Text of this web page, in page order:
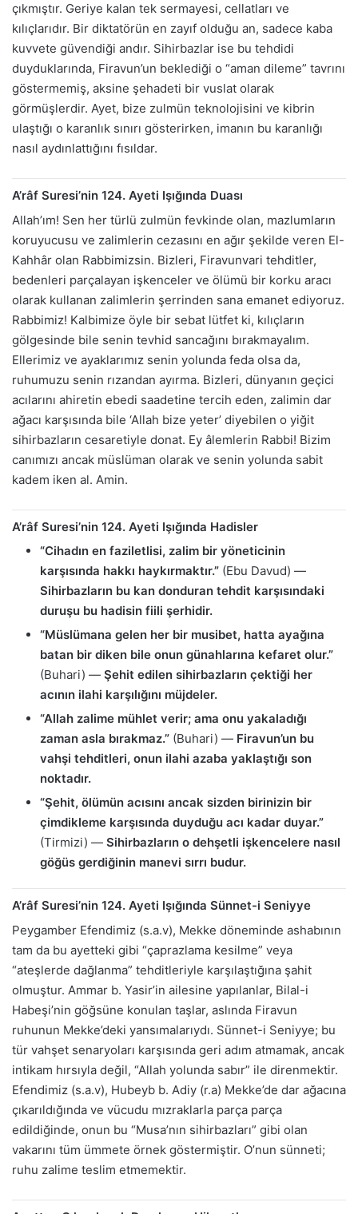
çıkmıştır. Geriye kalan tek sermayesi, cellatları ve
kılıçlarıdır. Bir diktatörün en zayıf olduğu an, sadece kaba
kuvvete güvendiği andır. Sihirbazlar ise bu tehdidi
duyduklarında, Firavun’un beklediği o “aman dileme” tavrını
göstermemiş, aksine şehadeti bir vuslat olarak
görmüşlerdir. Ayet, bize zulmün teknolojisini ve kibrin
ulaştığı o karanlık sınırı gösterirken, imanın bu karanlığı
nasıl aydınlattığını fısıldar.
A’râf Suresi’nin 124. Ayeti Işığında Duası
Allah’ım! Sen her türlü zulmün fevkinde olan, mazlumların
koruyucusu ve zalimlerin cezasını en ağır şekilde veren El-
Kahhâr olan Rabbimizsin. Bizleri, Firavunvari tehditler,
bedenleri parçalayan işkenceler ve ölümü bir korku aracı
olarak kullanan zalimlerin şerrinden sana emanet ediyoruz.
Rabbimiz! Kalbimize öyle bir sebat lütfet ki, kılıçların
gölgesinde bile senin tevhid sancağını bırakmayalım.
Ellerimiz ve ayaklarımız senin yolunda feda olsa da,
ruhumuzu senin rızandan ayırma. Bizleri, dünyanın geçici
acılarını ahiretin ebedi saadetine tercih eden, zalimin dar
ağacı karşısında bile ‘Allah bize yeter’ diyebilen o yiğit
sihirbazların cesaretiyle donat. Ey âlemlerin Rabbi! Bizim
canımızı ancak müslüman olarak ve senin yolunda sabit
kadem iken al. Amin.
A’râf Suresi’nin 124. Ayeti Işığında Hadisler
“Cihadın en faziletlisi, zalim bir yöneticinin
karşısında hakkı haykırmaktır.” (Ebu Davud) —
Sihirbazların bu kan donduran tehdit karşısındaki
duruşu bu hadisin fiili şerhidir.
“Müslümana gelen her bir musibet, hatta ayağına
batan bir diken bile onun günahlarına kefaret olur.”
(Buhari) — Şehit edilen sihirbazların çektiği her
acının ilahi karşılığını müjdeler.
“Allah zalime mühlet verir; ama onu yakaladığı
zaman asla bırakmaz.” (Buhari) — Firavun’un bu
vahşi tehditleri, onun ilahi azaba yaklaştığı son
noktadır.
“Şehit, ölümün acısını ancak sizden birinizin bir
çimdikleme karşısında duyduğu acı kadar duyar.”
(Tirmizi) — Sihirbazların o dehşetli işkencelere nasıl
göğüs gerdiğinin manevi sırrı budur.
A’râf Suresi’nin 124. Ayeti Işığında Sünnet-i Seniyye
Peygamber Efendimiz (s.a.v), Mekke döneminde ashabının
tam da bu ayetteki gibi “çaprazlama kesilme” veya
“ateşlerde dağlanma” tehditleriyle karşılaştığına şahit
olmuştur. Ammar b. Yasir’in ailesine yapılanlar, Bilal-i
Habeşi’nin göğsüne konulan taşlar, aslında Firavun
ruhunun Mekke’deki yansımalarıydı. Sünnet-i Seniyye; bu
tür vahşet senaryoları karşısında geri adım atmamak, ancak
intikam hırsıyla değil, “Allah yolunda sabır” ile direnmektir.
Efendimiz (s.a.v), Hubeyb b. Adiy (r.a) Mekke’de dar ağacına
çıkarıldığında ve vücudu mızraklarla parça parça
edildiğinde, onun bu “Musa’nın sihirbazları” gibi olan
vakarını tüm ümmete örnek göstermiştir. O’nun sünneti;
ruhu zalime teslim etmemektir.